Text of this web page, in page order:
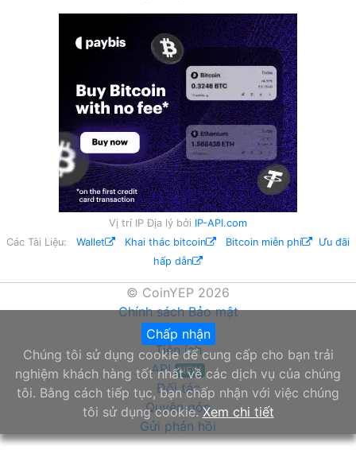
Vị trí IP Địa lý bởi IP-API.com
Các Tài Liệu: Wallet Khai thác bitcoin Bitcoin miễn phí
Ưu đãi
hấp dẫn
© CoinYEP 2026
Chính sách Bảo mật
Về chúng tôi
Tiện ích
API NEW
Đối tác
Quyên góp
Gửi phản hồi
Chấp nhận
Chúng tôi sử dụng cookie để cung cấp cho bạn trải
nghiệm khách hàng tốt nhất về các dịch vụ của chúng
tôi. Bằng cách tiếp tục, bạn chấp nhận với việc chúng
tôi sử dụng cookie.Xem chi tiết